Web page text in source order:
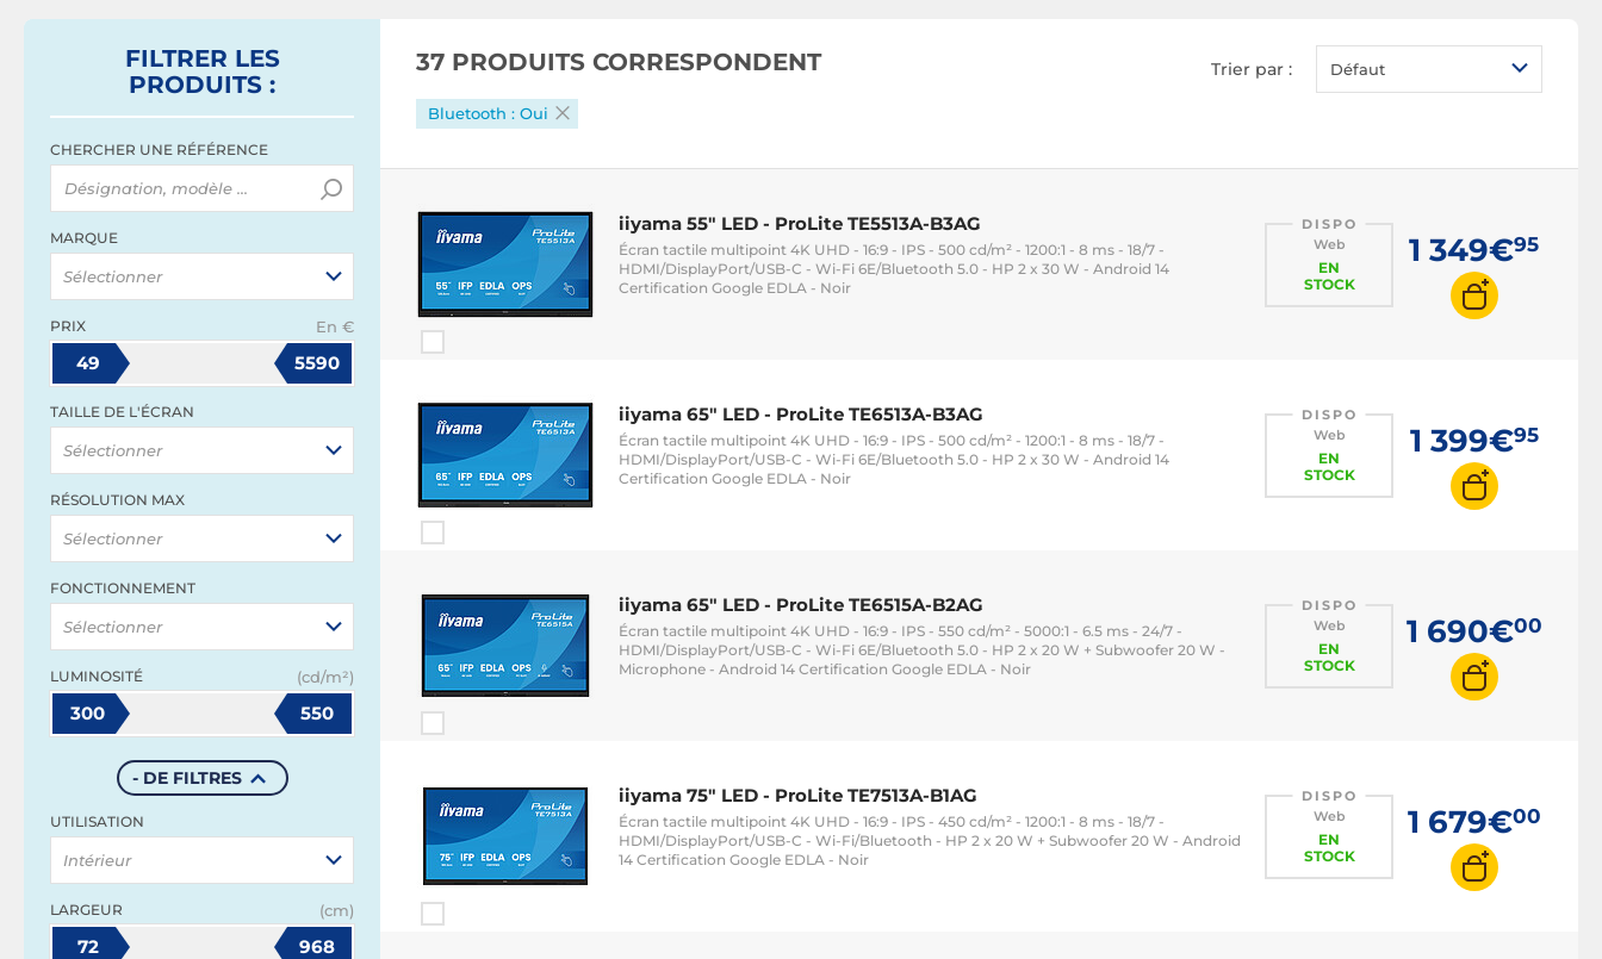
FILTRER LES
PRODUITS :
CHERCHER UNE RÉFÉRENCE
MARQUE
Sélectionner
PRIX En €
49 5590
TAILLE DE L'ÉCRAN
Sélectionner
RÉSOLUTION MAX
Sélectionner
FONCTIONNEMENT
Sélectionner
LUMINOSITÉ (cd/m²)
300 550
- DE FILTRES
UTILISATION
Intérieur
LARGEUR (cm)
72 968
37 PRODUITS CORRESPONDENT Trier par : Défaut
Bluetooth : Oui
iiyama 55" LED - ProLite TE5513A-B3AG
Écran tactile multipoint 4K UHD - 16:9 - IPS - 500 cd/m² - 1200:1 - 8 ms - 18/7 -
HDMI/DisplayPort/USB-C - Wi-Fi 6E/Bluetooth 5.0 - HP 2 x 30 W - Android 14
Certification Google EDLA - Noir
DISPO
Web
EN
STOCK
1 349€95
iiyama 65" LED - ProLite TE6513A-B3AG
Écran tactile multipoint 4K UHD - 16:9 - IPS - 500 cd/m² - 1200:1 - 8 ms - 18/7 -
HDMI/DisplayPort/USB-C - Wi-Fi 6E/Bluetooth 5.0 - HP 2 x 30 W - Android 14
Certification Google EDLA - Noir
DISPO
Web
EN
STOCK
1 399€95
iiyama 65" LED - ProLite TE6515A-B2AG
Écran tactile multipoint 4K UHD - 16:9 - IPS - 550 cd/m² - 5000:1 - 6.5 ms - 24/7 -
HDMI/DisplayPort/USB-C - Wi-Fi 6E/Bluetooth 5.0 - HP 2 x 20 W + Subwoofer 20 W -
Microphone - Android 14 Certification Google EDLA - Noir
DISPO
Web
EN
STOCK
1 690€00
iiyama 75" LED - ProLite TE7513A-B1AG
Écran tactile multipoint 4K UHD - 16:9 - IPS - 450 cd/m² - 1200:1 - 8 ms - 18/7 -
HDMI/DisplayPort/USB-C - Wi-Fi/Bluetooth - HP 2 x 20 W + Subwoofer 20 W - Android
14 Certification Google EDLA - Noir
DISPO
Web
EN
STOCK
1 679€00